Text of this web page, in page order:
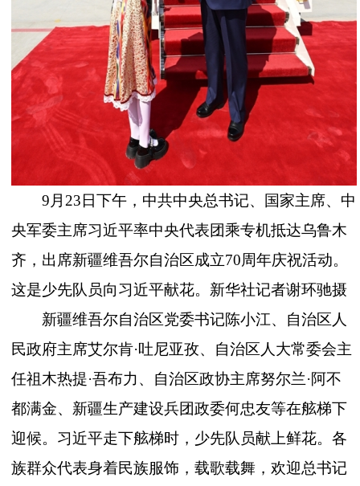
9月23日下午，中共中央总书记、国家主席、中
央军委主席习近平率中央代表团乘专机抵达乌鲁木
齐，出席新疆维吾尔自治区成立70周年庆祝活动。
这是少先队员向习近平献花。新华社记者谢环驰摄
新疆维吾尔自治区党委书记陈小江、自治区人
民政府主席艾尔肯·吐尼亚孜、自治区人大常委会主
任祖木热提·吾布力、自治区政协主席努尔兰·阿不
都满金、新疆生产建设兵团政委何忠友等在舷梯下
迎候。习近平走下舷梯时，少先队员献上鲜花。各
族群众代表身着民族服饰，载歌载舞，欢迎总书记